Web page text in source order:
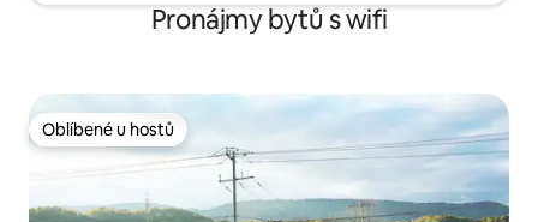
Pronájmy bytů s wifi
Oblíbené u hostů
Oblíbené u hostů